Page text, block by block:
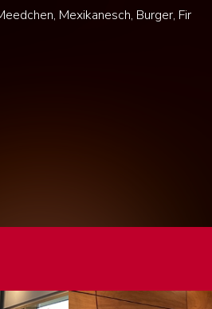
Mexikanesch, Burger, Fir